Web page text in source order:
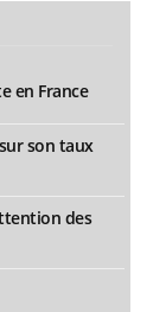
en France
son taux
des